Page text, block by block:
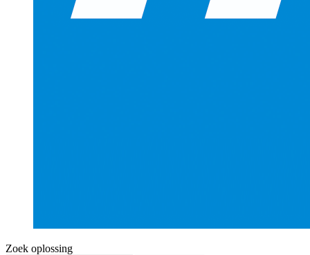
Zoek oplossing